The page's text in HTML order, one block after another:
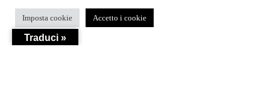
Copyright © 2020 SEGATTINI GROUP SRL - Web
powered by Dylog Italia S.p.a. - P.IVA 04550820239
Privacy
Imposta cookie Accetto i cookie
Traduci »